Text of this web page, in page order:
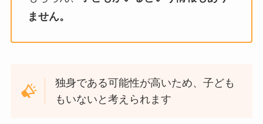
ません。
独身である可能性が高いため、子ども
もいないと考えられます